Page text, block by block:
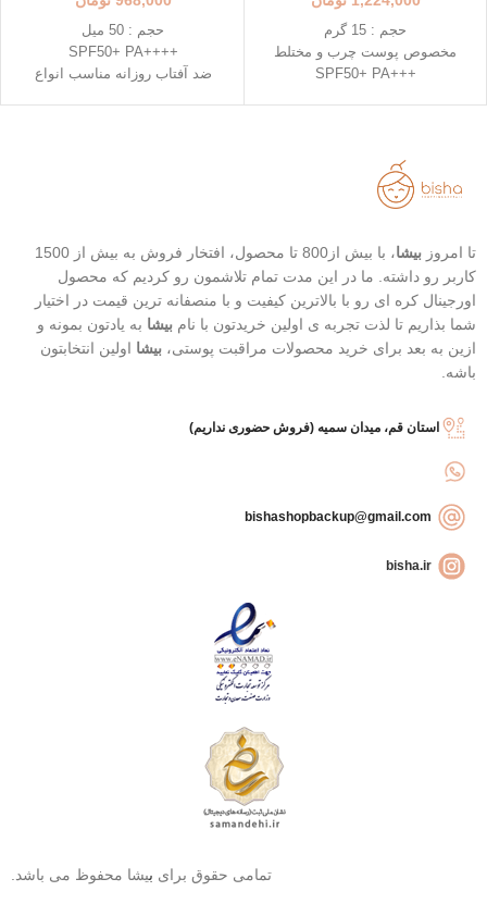
حجم : 15 گرم
مخصوص پوست چرب و مختلط
+++SPF50+ PA
قابل حمل
بهترین گزینه برای تمدید ضد آفتاب
حجم : 50 میل
++++SPF50+ PA
ضد آفتاب روزانه مناسب انواع
تا امروز بیشا
، با بیش از800 تا محصول، افتخار فروش به بیش از 1500
کاربر رو داشته. ما در این مدت تمام تلاشمون رو کردیم که محصول
اورجینال کره ای رو با بالاترین کیفیت و با منصفانه ترین قیمت در اختیار
شما بذاریم تا لذت تجربه ی اولین خریدتون با نام بیشا به یادتون بمونه و
ازین به بعد برای خرید محصولات مراقبت پوستی، بیشا اولین انتخابتون
باشه.
استان قم، میدان سمیه (فروش حضوری نداریم)
bisha.ir
تمامی حقوق برای بیشا محفوظ می باشد.